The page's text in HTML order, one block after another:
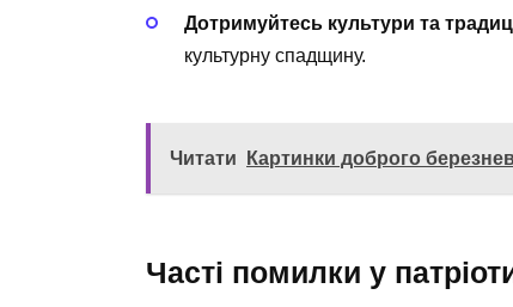
Дотримуйтесь культури та
культурну спадщину.
Читати Картинки доброго
Часті помилки у